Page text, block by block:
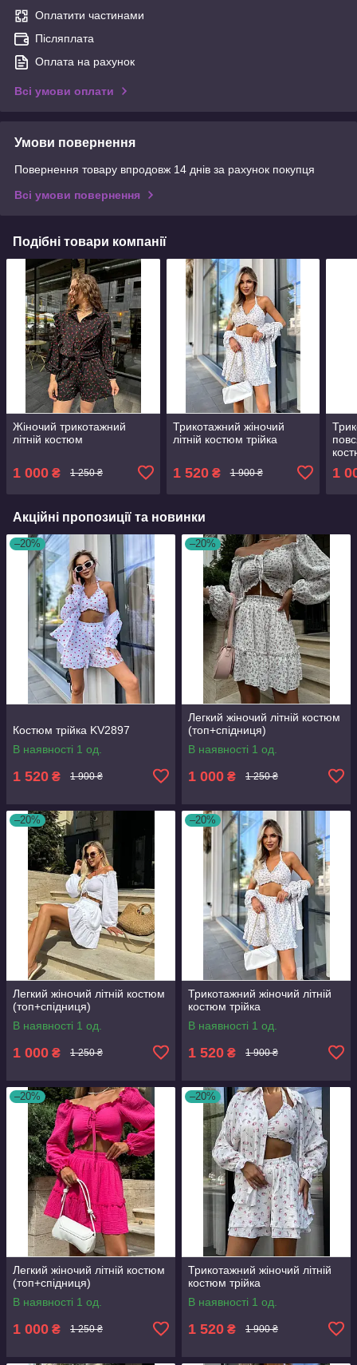
Оплатити частинами
Післяплата
Оплата на рахунок
Всі умови оплати
Умови повернення
Повернення товару впродовж 14 днів за рахунок покупця
Всі умови повернення
Подібні товари компанії
Жіночий трикотажний
літній костюм
1 000 ₴ 1 250 ₴
Трикотажний жіночий
літній костюм трійка
1 520₴ 1 900 ₴ 1
Акційні пропозиції та новинки
–20%
Костюм трійка KV2897
В наявності 1 од.
1 520 ₴ 1 900 ₴
–20%
Легкий жіночий літній костюм
(топ+спідниця)
В наявності 1 од.
1 000 ₴ 1 250 ₴
–20%
Легкий жіночий літній костюм
(топ+спідниця)
В наявності 1 од.
1 000 ₴ 1 250 ₴
–20%
Трикотажний жіночий літній
костюм трійка
В наявності 1 од.
1 520 ₴ 1 900 ₴
–20%
Легкий жіночий літній костюм
(топ+спідниця)
В наявності 1 од.
1 000 ₴ 1 250 ₴
–20%
Трикотажний жіночий літній
костюм трійка
В наявності 1 од.
1 520 ₴ 1 900 ₴